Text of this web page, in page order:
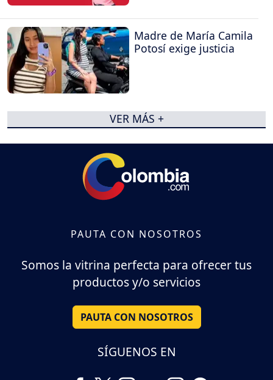
Madre de María Camila
Potosí exige justicia
VER MÁS +
PAUTA CON NOSOTROS
Somos la vitrina perfecta para ofrecer tus
productos y/o servicios
PAUTA CON NOSOTROS
SÍGUENOS EN